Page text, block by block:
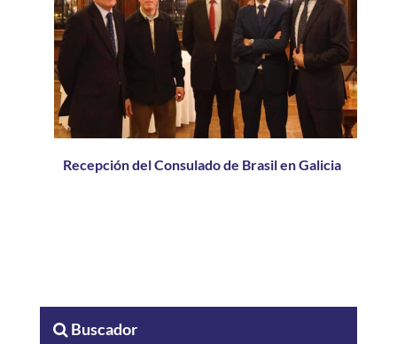
Recepción del Consulado de Brasil en Galicia
Buscador